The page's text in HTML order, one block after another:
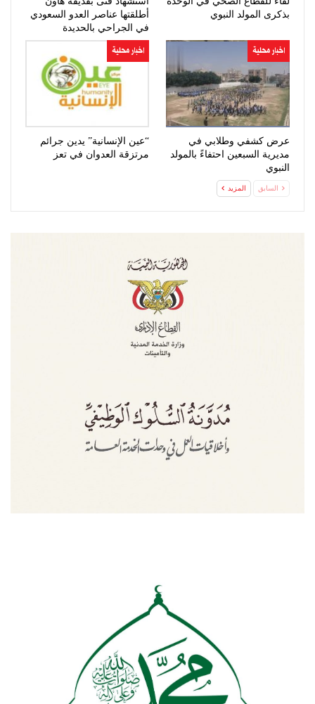
بذكرى المولد النبوي
أطلقتها عناصر العدو السعودي
في الجراحي بالحديدة
اخبار محلية
عرض كشفي وطلابي في
مديرية السبعين احتفاءً بالمولد
النبوي
اخبار محلية
“عين الإنسانية” يدين جرائم
مرتزقة العدوان في تعز
السابق المزيد